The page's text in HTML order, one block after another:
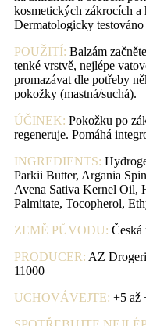
kosmetických zákrocích
Dermatologicky
POUŽITÍ: Balzám
tenké vrstvě, nejlépe
promazávat dle potřeby
pokožky (mastná/suchá).
ÚČINEK: Pokožku po
regeneruje. Pomáhá
INGREDIENTS:
Parkii Butter, Argania
Avena Sativa Kernel Oil,
Palmitate, Tocopherol,
ZEMĚ PŮVODU: Česká
PRODUCER: AZ
11000
UCHOVÁVEJTE: +5 až